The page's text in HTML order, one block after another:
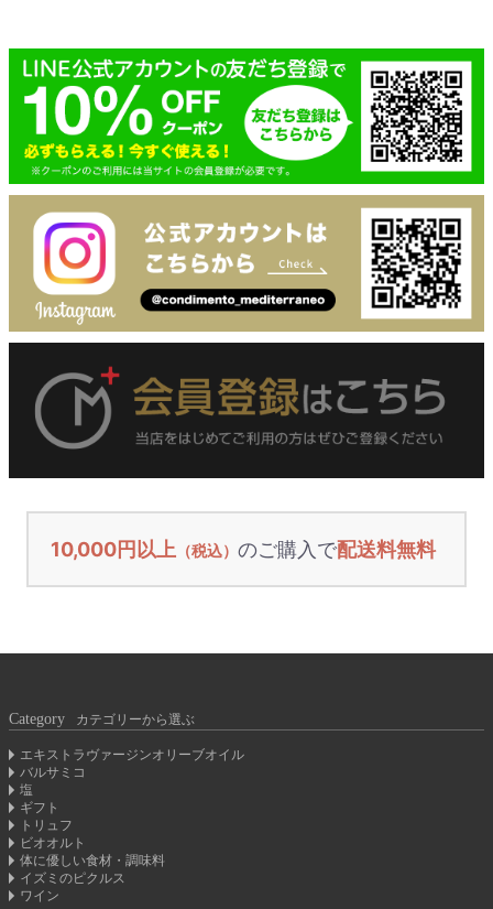
10,000円以上 （税込） のご購入で配送料無料
Category カテゴリーから選ぶ
エキストラヴァージンオリーブオイル
バルサミコ
塩
ギフト
トリュフ
ビオオルト
体に優しい食材・調味料
イズミのピクルス
ワイン